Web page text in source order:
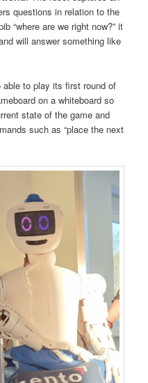
questions in relation to the
“where are we right now?” it
will answer something like
to play its first round of
on a whiteboard so
state of the game and
such as “place the next